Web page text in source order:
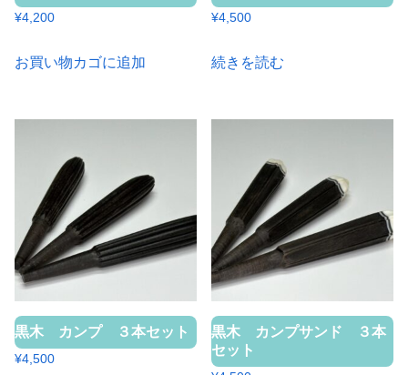
¥4,200
お買い物カゴに追加
¥4,500
続きを読む
黒木 カンプ ３本セット
¥4,500
黒木 カンプサンド ３本
セット